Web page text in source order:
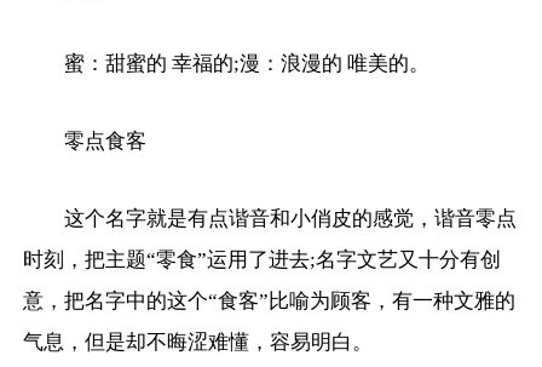
蜜：甜蜜的 幸福的;漫：浪漫的 唯美的。
零点食客
这个名字就是有点谐音和小俏皮的感觉，谐音零点
时刻，把主题“零食”运用了进去;名字文艺又十分有创
意，把名字中的这个“食客”比喻为顾客，有一种文雅的
气息，但是却不晦涩难懂，容易明白。